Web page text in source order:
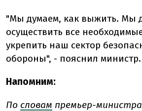
"Мы думаем, как выжить. Мы
осуществить все
укрепить наш сектор
обороны", - пояснил министр.
Напомним:
По словам премьер-